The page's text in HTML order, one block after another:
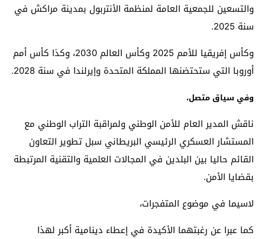
والتسعين للجمعية العامة لمنظمة الأنتربول بمدينة مراكش في
سنة 2025.
وكأس إفريقيا للأمم 2025 وكأس العالم 2030، وكذا كأس أمم
أوروبا التي ستحتضنها المملكة المتحدة وإيرلندا في سنة 2028.
وفي سياق متصل،
ناقش المدير العام للأمن الوطني ولمراقبة التراب الوطني مع
المستشار العسكري الرئيسي البريطاني سبل تطوير التعاون
القائم حاليا بين البلدين في المجالات العلمية والتقنية المرتبطة
بقضايا الأمن.
لاسيما في موضوع المتفجرات،
كما عبرا عن رغبتهما الأكيدة في إعطاء دينامية أكبر لهذا